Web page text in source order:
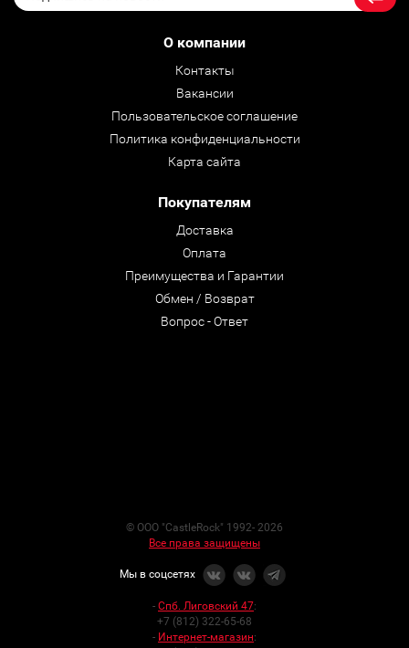
О компании
Контакты
Вакансии
Пользовательское соглашение
Политика конфиденциальности
Карта сайта
Покупателям
Доставка
Оплата
Преимущества и Гарантии
Обмен / Возврат
Вопрос - Ответ
© ООО "CastleRock" 1992- 2026
Все права защищены
Мы в соцсетях
- Спб. Лиговский 47:
+7 (812) 322-65-68
- Интернет-магазин: